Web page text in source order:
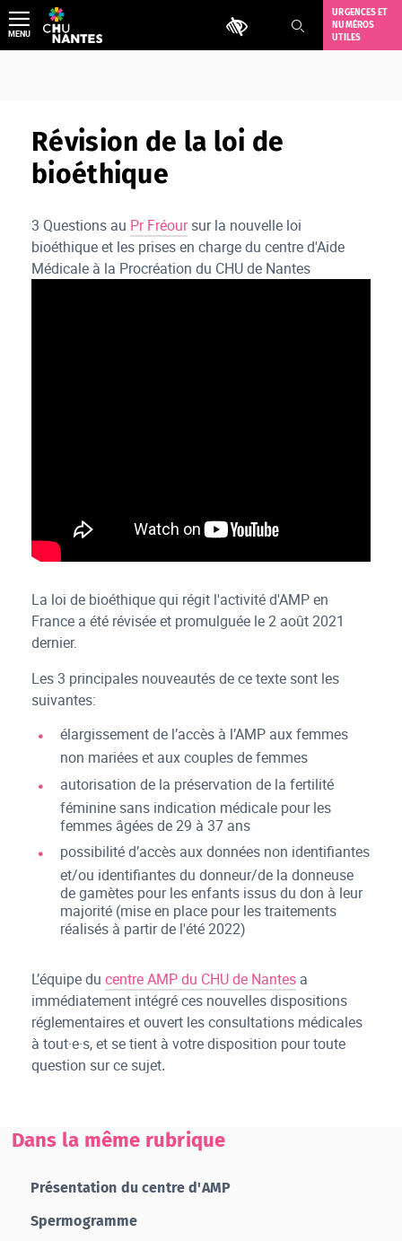
Aller
au
contenu
Outils d'accessibilité
URGENCES ET
NUMÉROS
UTILES
MENU
Révision de la loi de
bioéthique
3 Questions au Pr Fréoursur la nouvelle loi
bioéthique et les prises en charge du centre d'Aide
Médicale à la Procréation du CHU de Nantes
La loi de bioéthique qui régit l'activité d'AMP en
France a été révisée et promulguée le 2 août 2021
dernier.
Les 3 principales nouveautés de ce texte sont les
suivantes:
élargissement de l’accès à l’AMP aux femmes
non mariées et aux couples de femmes
autorisation de la préservation de la fertilité
féminine sans indication médicale pour les
femmes âgées de 29 à 37 ans
possibilité d’accès aux données non identifiantes
et/ou identifiantes du donneur/de la donneuse
de gamètes pour les enfants issus du don à leur
majorité (mise en place pour les traitements
réalisés à partir de l'été 2022)
L’équipe ducentre AMP du CHU de Nantes a
immédiatement intégré ces nouvelles dispositions
réglementaires et ouvert les consultations médicales
à tout·e·s, et se tient à votre disposition pour toute
question sur ce sujet.
Dans la même rubrique
Présentation du centre d'AMP
Spermogramme